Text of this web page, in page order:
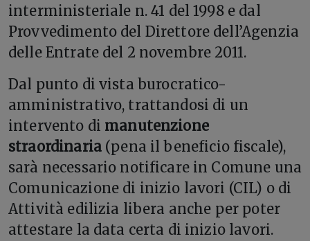
interministeriale n. 41 del 1998 e dal
Provvedimento del Direttore dell’Agenzia
delle Entrate del 2 novembre 2011.
Dal punto di vista burocratico-
amministrativo, trattandosi di un
intervento di manutenzione
straordinaria(pena il beneficio fiscale),
sarà necessario notificare in Comune una
Comunicazione di inizio lavori (CIL) o di
Attività edilizia libera anche per poter
attestare la data certa di inizio lavori.